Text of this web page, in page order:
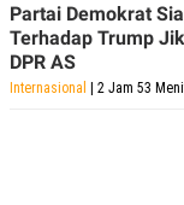
Partai Demokrat
Terhadap Trump
DPR AS
Internasional | 2 Jam 53